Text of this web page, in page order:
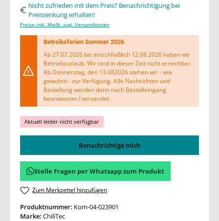
Nicht zufrieden mit dem Preis? Benachrichtigung bei
Preissenkung erhalten!
Preise inkl. MwSt. zzgl. Versandkosten
Betreibsferien Sommer 2026
Ab 27.07.2026 bis einschließlich 12.08.2026 haben wir
Betriebsurlaub. Wir sind in dieser Zeit nicht erreichbar.
Ab Donnerstag, den 13.082026 stehen wir - wie
gewohnt - zur Verfügung. Alle Nachrichten und
Bestellung werden dann nach Bestelleingang
beantwortet / versendet.
Aktuell leider nicht verfügbar
Benachrichtige mich
Stelle Fragen per Whatsapp zum Produkt
Zum Merkzettel hinzufügen
Produktnummer: Kom-04-023901
Marke: ChiliTec